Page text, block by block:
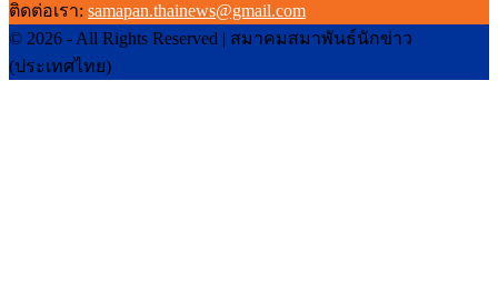
ติดต่อเรา: samapan.thainews@gmail.com
© 2026 - All Rights Reserved | สมาคมสมาพันธ์นักข่าว
(ประเทศไทย)